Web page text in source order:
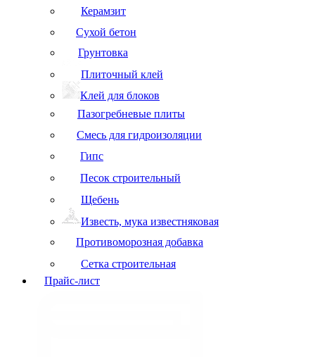
Керамзит
Сухой бетон
Грунтовка
Плиточный клей
Клей для блоков
Пазогребневые плиты
Смесь для гидроизоляции
Гипс
Песок строительный
Щебень
Известь, мука известняковая
Противоморозная добавка
Сетка строительная
Прайс-лист